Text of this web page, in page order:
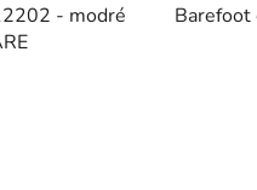
- modré
Barefoot